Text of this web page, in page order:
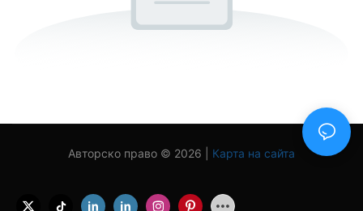
Авторско право © 2026 | Карта на сайта